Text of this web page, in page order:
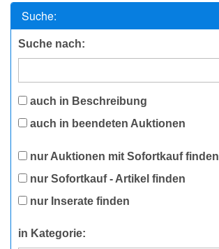
Suche:
Suche nach:
auch in Beschreibung
auch in beendeten Auktionen
nur Auktionen mit Sofortkauf finden
nur Sofortkauf - Artikel finden
nur Inserate finden
in Kategorie: